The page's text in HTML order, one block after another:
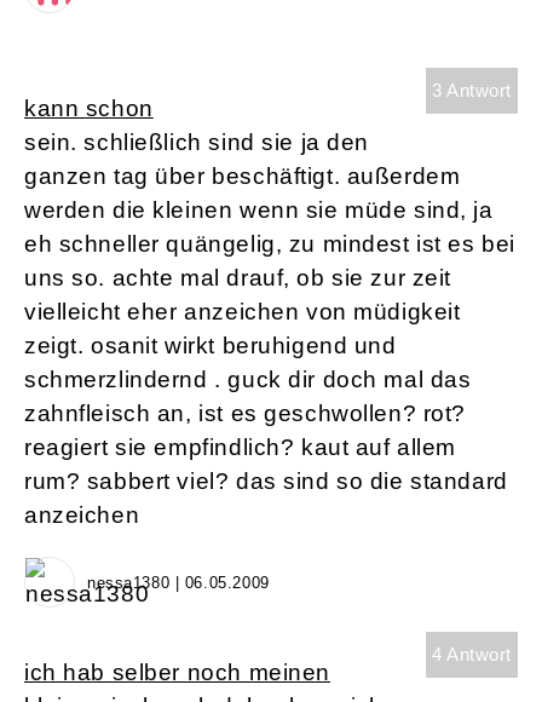
3 Antwort
kann schon
sein. schließlich sind sie ja den
ganzen tag über beschäftigt. außerdem
werden die kleinen wenn sie müde sind, ja
eh schneller quängelig, zu mindest ist es bei
uns so. achte mal drauf, ob sie zur zeit
vielleicht eher anzeichen von müdigkeit
zeigt. osanit wirkt beruhigend und
schmerzlindernd . guck dir doch mal das
zahnfleisch an, ist es geschwollen? rot?
reagiert sie empfindlich? kaut auf allem
rum? sabbert viel? das sind so die standard
anzeichen
nessa1380 | 06.05.2009
4 Antwort
ich hab selber noch meinen